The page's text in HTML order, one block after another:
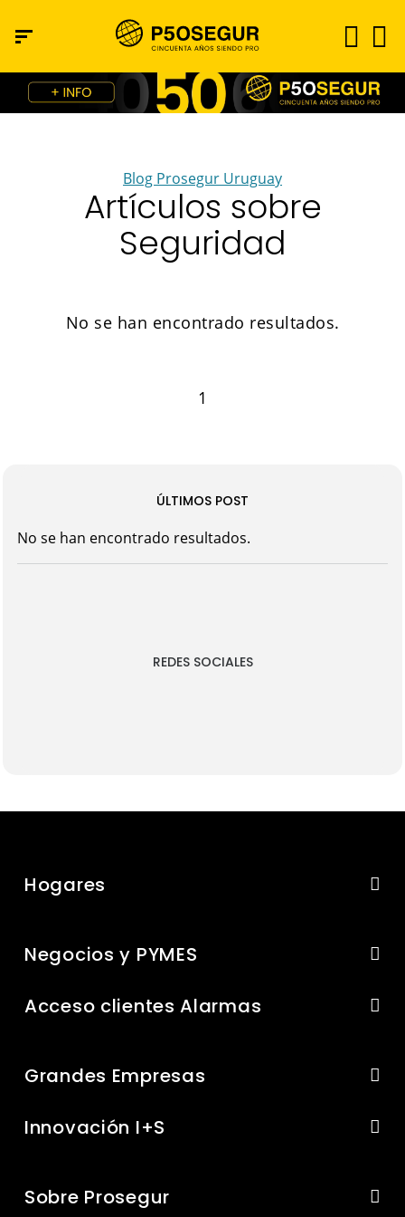
Blog Prosegur Uruguay
Artículos sobre
Seguridad
No se han encontrado resultados.
1
ÚLTIMOS POST
No se han encontrado resultados.
REDES SOCIALES
Hogares
Negocios y PYMES
Acceso clientes Alarmas
Grandes Empresas
Innovación I+S
Sobre Prosegur